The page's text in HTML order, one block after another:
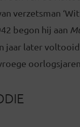
verzetsman
begon hij aan
jaar later